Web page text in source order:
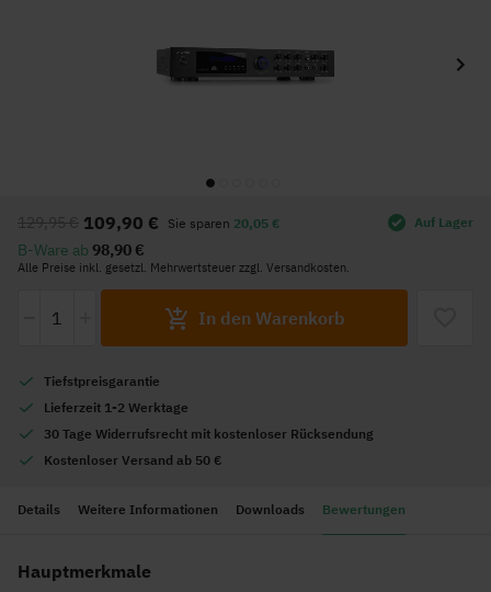
109,90 €
129,95 € Sie sparen 20,05 €
Alle Preise inkl. gesetzl. Mehrwertsteuer zzgl. Versandkosten.
B-Ware ab 98,90 €
In den Warenkorb
Auf Lager
Tiefstpreisgarantie
Lieferzeit 1-2 Werktage
30 Tage Widerrufsrecht mit kostenloser Rücksendung
Kostenloser Versand ab 50 €
der
Bildgalerie
springen
Details Weitere Informationen Downloads Bewertungen
Hauptmerkmale